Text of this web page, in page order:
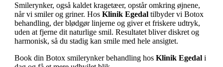
Smilerynker, også kaldet kragetæer, opstår omkring øjnene,
når vi smiler og griner. Hos Klinik Egedaltilbyder vi Botox
behandling, der blødgør linjerne og giver et friskere udtryk,
uden at fjerne dit naturlige smil. Resultatet bliver diskret og
harmonisk, så du stadig kan smile med hele ansigtet.
Book din Botox smilerynker behandling hos Klinik Egedali